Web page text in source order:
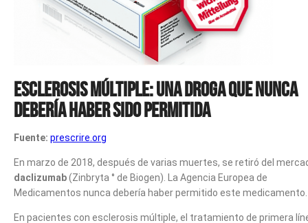
Esclerosis múltiple: una droga que nunca
debería haber sido permitida
Fuente: prescrire.org
En marzo de 2018, después de varias muertes, se retiró del
daclizumab(Zinbryta ° de Biogen). La Agencia Europea de
Medicamentos nunca debería haber permitido este medicamento.
En pacientes con esclerosis múltiple, el tratamiento de primera